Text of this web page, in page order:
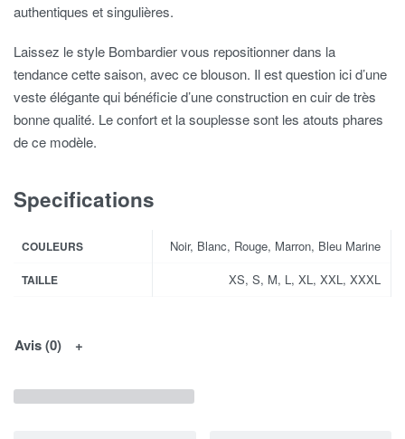
authentiques et singulières.
Laissez le style Bombardier vous repositionner dans la
tendance cette saison, avec ce blouson. Il est question ici d’une
veste élégante qui bénéficie d’une construction en cuir de très
bonne qualité. Le confort et la souplesse sont les atouts phares
de ce modèle.
Specifications
COULEURS Noir, Blanc, Rouge, Marron, Bleu Marine
TAILLE XS, S, M, L, XL, XXL, XXXL
Avis (0)